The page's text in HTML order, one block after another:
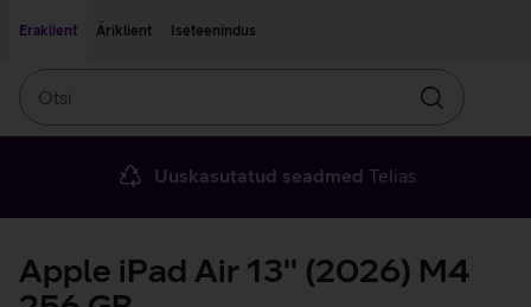
Eraklient
Äriklient Iseteenindus
Otsin
Uuskasutatud seadmed Telias
Apple iPad Air 13'' (2026) M4